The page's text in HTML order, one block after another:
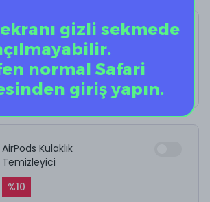
Candy Flow VG
%40
₺ 1,199.00 ₺ 719.40
AirPods Kulaklık
Temizleyici
%10
gizli sekmede
normal Safari
giriş yapın.